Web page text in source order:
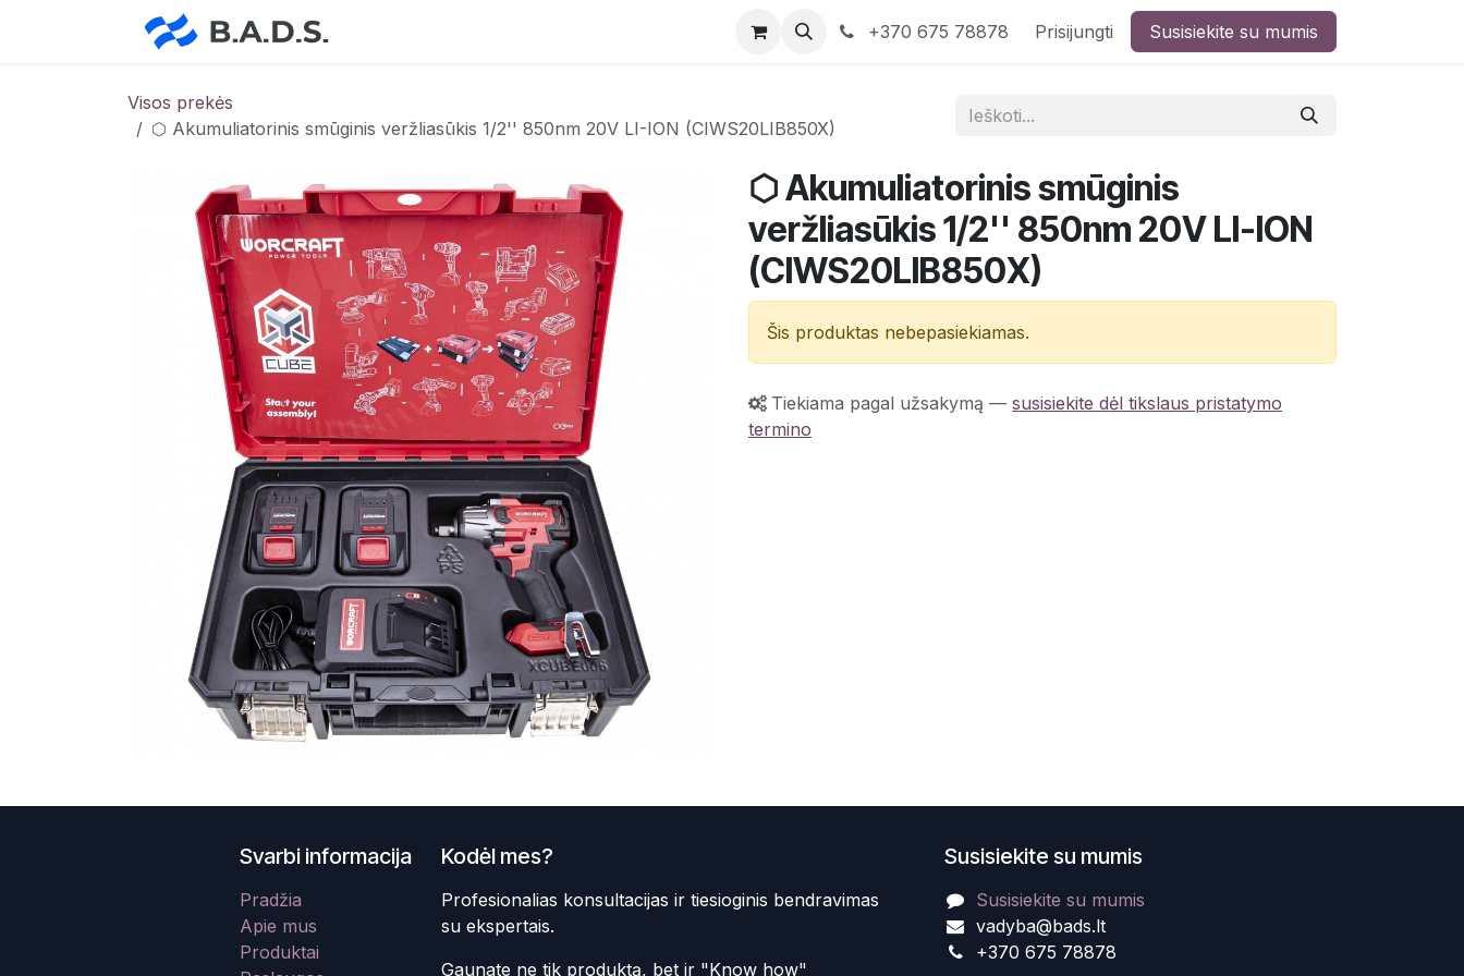
+370 675 78878 Prisijungti Susisiekite su mumis
Visos prekės
⬡ Akumuliatorinis smūginis veržliasūkis 1/2'' 850nm 20V LI-ION (CIWS20LIB850X)
⬡ Akumuliatorinis smūginis
veržliasūkis 1/2'' 850nm 20V LI-ION
(CIWS20LIB850X)
Šis produktas nebepasiekiamas.
Tiekiama pagal užsakymą — susisiekite dėl tikslaus pristatymo
termino
Susisiekite su mumis
Susisiekite su mumis
vadyba@bads.lt
+370 675 78878
Kodėl mes?
Profesionalias konsultacijas ir tiesioginis bendravimas
su ekspertais.
Gaunate ne tik produktą, bet ir "Know how"
Svarbi informacija
Pradžia
Apie mus
Produktai